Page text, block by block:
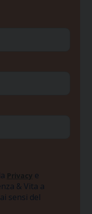
Privacy e
& Vita a
sensi del